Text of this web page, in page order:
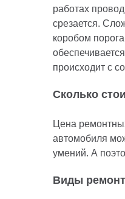
работах
срезается.
коробом
происходит с
Сколько
Цена
автомобиля
умений. А
Виды